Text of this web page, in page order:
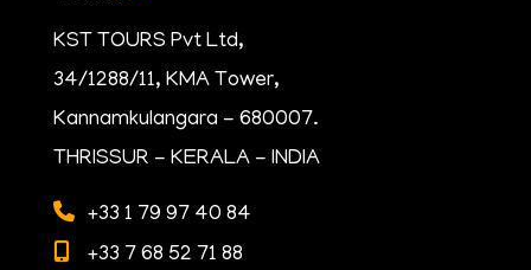
KST TOURS Pvt Ltd,
34/1288/11, KMA Tower,
Kannamkulangara - 680007.
THRISSUR - KERALA - INDIA
+33 1 79 97 40 84
+33 7 68 52 71 88